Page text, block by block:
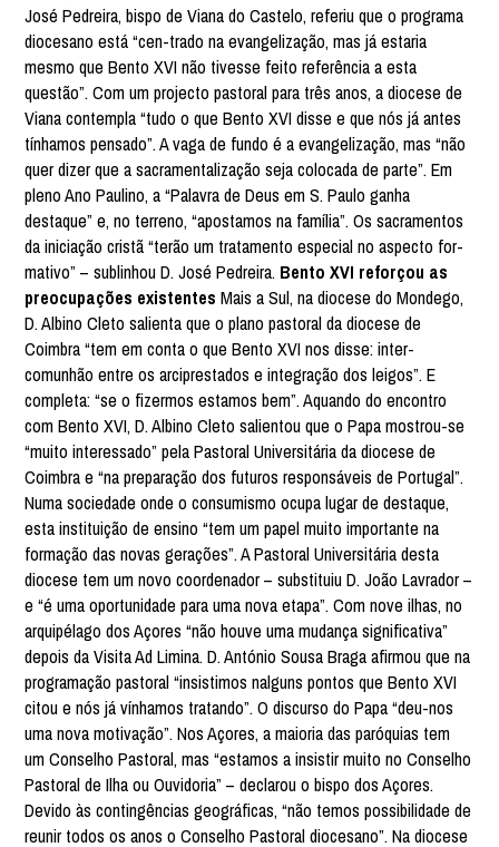
José Pedreira, bispo de Viana do Castelo, referiu que o programa
diocesano está “cen-trado na evangelização, mas já estaria
mesmo que Bento XVI não tivesse feito referência a esta
questão”. Com um projecto pastoral para três anos, a diocese de
Viana contempla “tudo o que Bento XVI disse e que nós já antes
tínhamos pensado”. A vaga de fundo é a evangelização, mas “não
quer dizer que a sacramentalização seja colocada de parte”. Em
pleno Ano Paulino, a “Palavra de Deus em S. Paulo ganha
destaque” e, no terreno, “apostamos na família”. Os sacramentos
da iniciação cristã “terão um tratamento especial no aspecto for-
mativo” – sublinhou D. José Pedreira. Bento XVI reforçou as
preocupações existentes Mais a Sul, na diocese do Mondego,
D. Albino Cleto salienta que o plano pastoral da diocese de
Coimbra “tem em conta o que Bento XVI nos disse: inter-
comunhão entre os arciprestados e integração dos leigos”. E
completa: “se o fizermos estamos bem”. Aquando do encontro
com Bento XVI, D. Albino Cleto salientou que o Papa mostrou-se
“muito interessado” pela Pastoral Universitária da diocese de
Coimbra e “na preparação dos futuros responsáveis de Portugal”.
Numa sociedade onde o consumismo ocupa lugar de destaque,
esta instituição de ensino “tem um papel muito importante na
formação das novas gerações”. A Pastoral Universitária desta
diocese tem um novo coordenador – substituiu D. João Lavrador –
e “é uma oportunidade para uma nova etapa”. Com nove ilhas, no
arquipélago dos Açores “não houve uma mudança significativa”
depois da Visita Ad Limina. D. António Sousa Braga afirmou que na
programação pastoral “insistimos nalguns pontos que Bento XVI
citou e nós já vínhamos tratando”. O discurso do Papa “deu-nos
uma nova motivação”. Nos Açores, a maioria das paróquias tem
um Conselho Pastoral, mas “estamos a insistir muito no Conselho
Pastoral de Ilha ou Ouvidoria” – declarou o bispo dos Açores.
Devido às contingências geográficas, “não temos possibilidade de
reunir todos os anos o Conselho Pastoral diocesano”. Na diocese